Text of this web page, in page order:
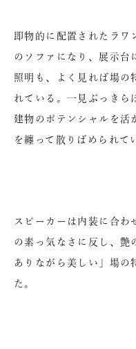
即物的に配置されたラワ
のソファになり、展示
照明も、よく見れば場の
れている。一見ぶっきら
建物のポテンシャルを活
を纏って散りばめられて
スピーカーは内装に合わ
の素っ気なさに反し、艶
ありながら美しい」場の
た。